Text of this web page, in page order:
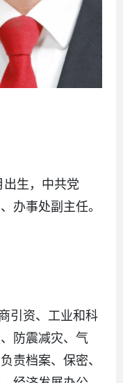
出生，中共党
办事处副主任。
引资、工业和科
防震减灾、气
责档案、保密、